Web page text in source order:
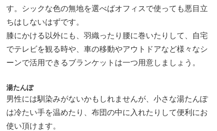
す。シックな色の無地を選べばオフィスで使っても悪目立
ちはしないはずです。
膝にかける以外にも、羽織ったり腰に巻いたりして、自宅
でテレビを観る時や、車の移動やアウトドアなど様々なシ
ーンで活用できるブランケットは一つ用意しましょう。
湯たんぽ
男性には馴染みがないかもしれませんが、小さな湯たんぽ
は冷たい手を温めたり、布団の中に入れたりして便利にお
使い頂けます。